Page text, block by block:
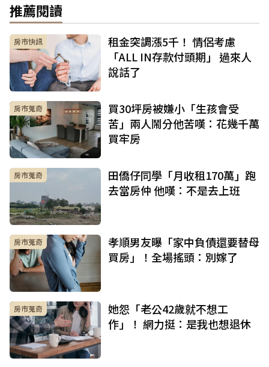
推薦閱讀
房市快訊
租金突調漲5千！ 情侶考慮
「ALL IN存款付頭期」 過來人
說話了
房市蒐奇
買30坪房被嫌小「生孩會受
苦」兩人鬧分他苦嘆：花幾千萬
買牢房
房市蒐奇
田僑仔同學「月收租170萬」跑
去當房仲 他嘆：不是去上班
房市蒐奇
孝順男友曝「家中負債還要替母
買房」！全場搖頭：別嫁了
房市蒐奇
她怨「老公42歲就不想工
作」！ 網力挺：是我也想退休